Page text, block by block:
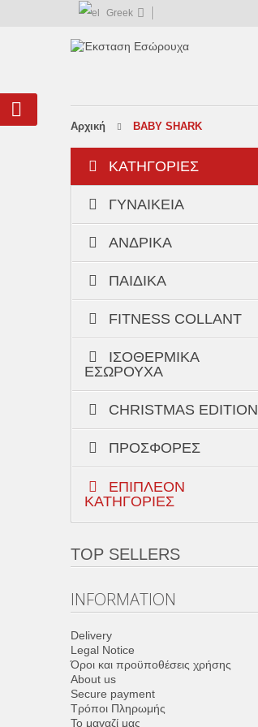
Greek
αρχική BABY SHARK
ΚΑΤΗΓΟΡΊΕΣ
ΓΥΝΑΙΚΕΊΑ
ΑΝΔΡΙΚΆ
ΠΑΙΔΙΚΆ
FITNESS COLLANT
ΙΣΟΘΕΡΜΙΚΆ
ΕΣΏΡΟΥΧΑ
CHRISTMAS EDITION
ΠΡΟΣΦΟΡΈΣ
ΕΠΙΠΛΈΟΝ
ΚΑΤΗΓΟΡΊΕΣ
TOP SELLERS
INFORMATION
Delivery
Legal Notice
Όροι και προϋποθέσεις χρήσης
About us
Secure payment
Τρόποι Πληρωμής
Το μαγαζί μας